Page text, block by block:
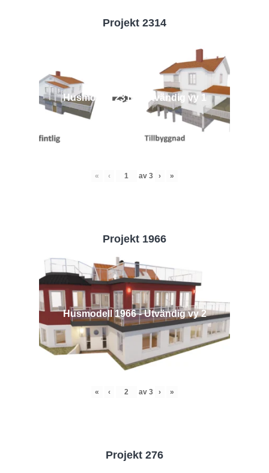
Projekt 2314
Husmodell 2314 - Utvändig vy 1
« ‹ av 3 › »
Projekt 1966
Husmodell 1966 - Utvändig vy 2
« ‹ av 3 › »
Projekt 276